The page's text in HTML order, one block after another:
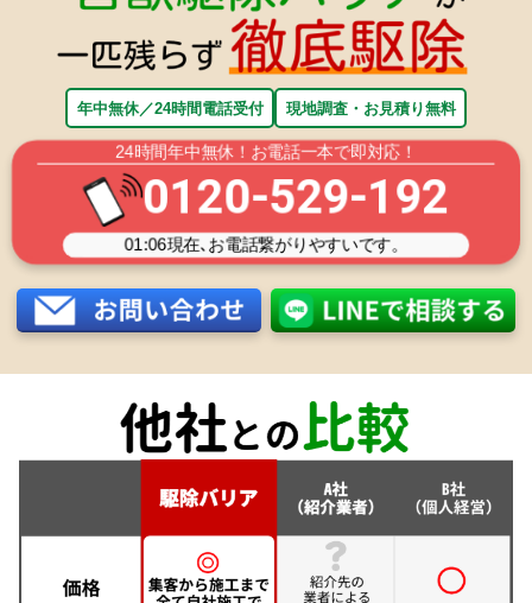
年中無休／24時間電話受付 現地調査・お見積り無料
24時間年中無休！お電話一本で即対応！
0120-529-192
01:06現在､お電話繋がりやすいです。